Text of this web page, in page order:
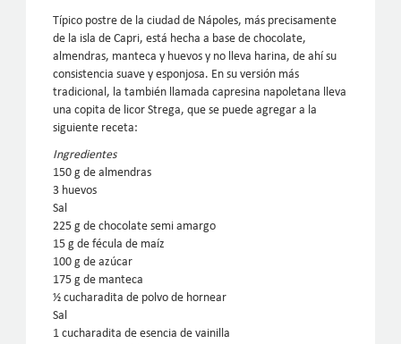
Típico postre de la ciudad de Nápoles, más precisamente
de la isla de Capri, está hecha a base de chocolate,
almendras, manteca y huevos y no lleva harina, de ahí su
consistencia suave y esponjosa. En su versión más
tradicional, la también llamada capresina napoletana lleva
una copita de licor Strega, que se puede agregar a la
siguiente receta:
Ingredientes
150 g de almendras
3 huevos
Sal
225 g de chocolate semi amargo
15 g de fécula de maíz
100 g de azúcar
175 g de manteca
½ cucharadita de polvo de hornear
Sal
1 cucharadita de esencia de vainilla